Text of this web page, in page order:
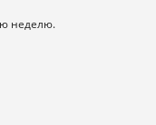
неделю.